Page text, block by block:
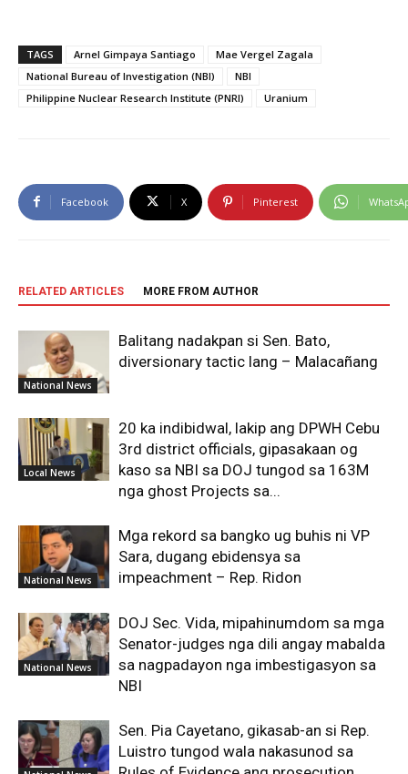
TAGS Arnel Gimpaya Santiago
Mae Vergel Zagala
National Bureau of Investigation (NBI)
NBI
Philippine Nuclear Research Institute (PNRI)
Uranium
Facebook X Pinterest
RELATED ARTICLES MORE FROM AUTHOR
National News
Balitang nadakpan si Sen. Bato,
diversionary tactic lang – Malacañang
Local News
20 ka indibidwal, lakip ang DPWH Cebu
3rd district officials, gipasakaan og
kaso sa NBI sa DOJ tungod sa 163M
nga ghost Projects sa...
National News
Mga rekord sa bangko ug buhis ni VP
Sara, dugang ebidensya sa
impeachment – ​​​​Rep. Ridon
National News
DOJ Sec. Vida, mipahinumdom sa mga
Senator-judges nga dili angay mabalda
sa nagpadayon nga imbestigasyon sa
NBI
Sen. Pia Cayetano, gikasab-an si Rep.
Luistro tungod wala nakasunod sa